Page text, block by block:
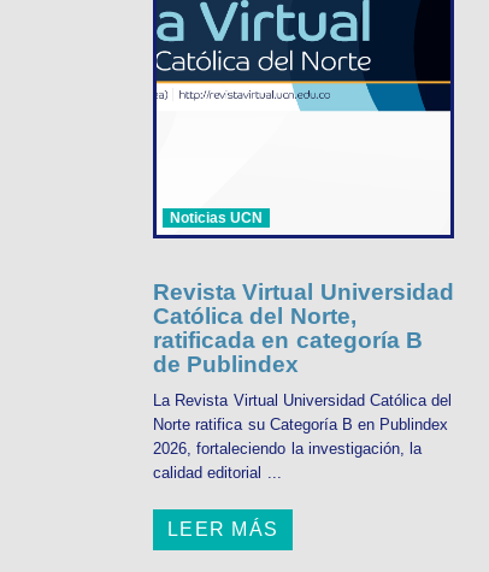
Noticias UCN
Revista Virtual Universidad
Católica del Norte,
ratificada en categoría B
de Publindex
La Revista Virtual Universidad Católica del
Norte ratifica su Categoría B en Publindex
2026, fortaleciendo la investigación, la
calidad editorial ...
LEER MÁS